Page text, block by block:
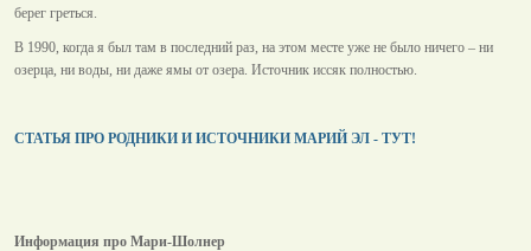
берег греться.
В 1990, когда я был там в последний раз, на этом месте уже не было ничего – ни
озерца, ни воды, ни даже ямы от озера. Источник иссяк полностью.
СТАТЬЯ ПРО РОДНИКИ И ИСТОЧНИКИ МАРИЙ ЭЛ - ТУТ!
Информация про Мари-Шолнер